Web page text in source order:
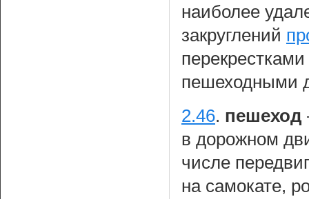
наиболее
закруглений
пешеходными
2.46. пешеход
в дорожном
числе
на самокате,